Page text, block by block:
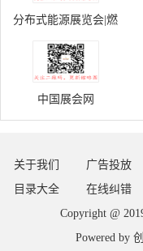
分布式能源展览会|燃
气展览会官网
中国展会网
关于我们 广告投放
目录大全
在线纠错
Copyright @
Powered by